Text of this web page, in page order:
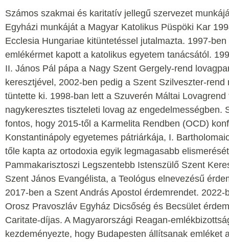
Számos szakmai és karitatív jellegű szervezet
Egyházi munkáját a Magyar Katolikus Püspöki Kar
Ecclesia Hungariae kitüntetéssel jutalmazta. 1997-
emlékérmet kapott a katolikus egyetem tanácsától.
II. János Pál pápa a Nagy Szent Gergely-rend
keresztjével, 2002-ben pedig a Szent Szilveszter-rend
tüntette ki. 1998-ban lett a Szuverén Máltai Lovagrend
nagykeresztes tiszteleti lovag az engedelmességben.
fontos, hogy 2015-től a Karmelita Rendben (OCD)
Konstantinápoly egyetemes pátriárkája, I.
tőle kapta az ortodoxia egyik legmagasabb
Pammakarisztoszi Legszentebb Istenszülő Szent
Szent János Evangélista, a Teológus elnevezésű
2017-ben a Szent András Apostol érdemrendet. 2022-
Orosz Pravoszláv Egyház Dicsőség és Becsület
Caritate-díjas. A Magyarországi Reagan-
kezdeményezte, hogy Budapesten állítsanak emléket